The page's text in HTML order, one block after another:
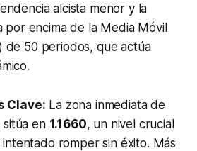
alcista menor y la
por encima de la Media Móvil
de 50 periodos, que actúa
Clave: La zona inmediata de
sitúa en 1.1660, un nivel crucial
romper sin éxito. Más